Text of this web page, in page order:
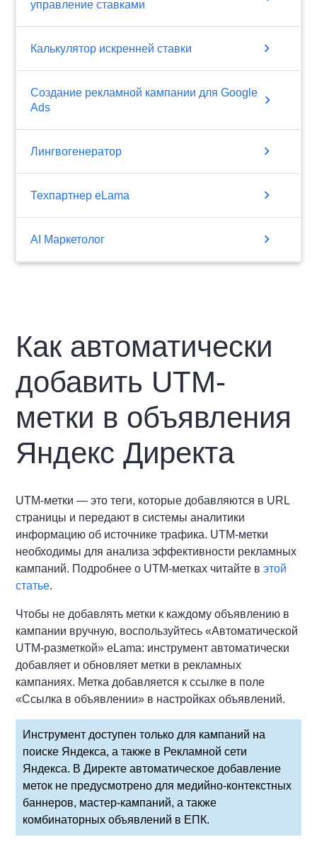
управление ставками
Калькулятор искренней ставки chevron_right
Создание рекламной кампании для Google
Ads
chevron_right
Лингвогенератор chevron_right
Техпартнер eLama chevron_right
AI Маркетолог chevron_right
Как автоматически
добавить UTM-
метки в объявления
Яндекс Директа
UTM-метки — это теги, которые добавляются в URL
страницы и передают в системы аналитики
информацию об источнике трафика. UTM-метки
необходимы для анализа эффективности рекламных
кампаний. Подробнее о UTM-метках читайте вэтой
статье.
Чтобы не добавлять метки к каждому объявлению в
кампании вручную, воспользуйтесь «Автоматической
UTM-разметкой» eLama: инструмент автоматически
добавляет и обновляет метки в рекламных
кампаниях. Метка добавляется к ссылке в поле
«Ссылка в объявлении» в настройках объявлений.
Инструмент доступен только для кампаний на
поиске Яндекса, а также в Рекламной сети
Яндекса. В Директе автоматическое добавление
меток не предусмотрено для медийно-контекстных
баннеров, мастер-кампаний, а также
комбинаторных объявлений в ЕПК.